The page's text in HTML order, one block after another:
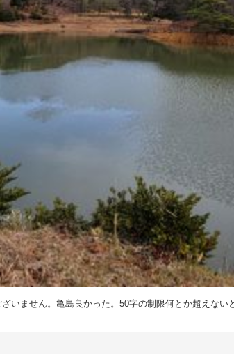
いません。亀島良かった。50字の制限何とか超えない